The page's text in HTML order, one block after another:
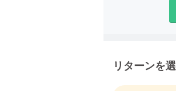
リターンを